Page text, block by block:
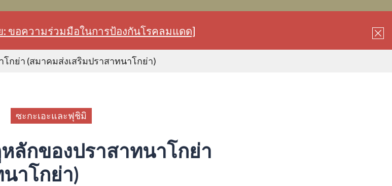
ขอความร่วมมือในการป้องกันโรคลมแดด]
กย่า (สมาคมส่งเสริมปราสาทนาโกย่า)
ซะกะเอะและฟุชิมิ
ลักของปราสาทนาโกย่า
าโกย่า)